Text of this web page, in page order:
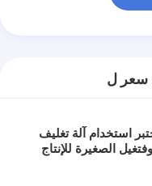
سعر ل
استخدام آلة تغليف
الصغيرة للإنتاج